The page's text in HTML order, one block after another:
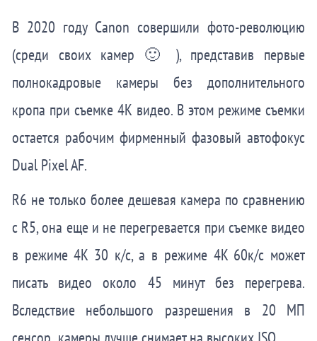
В 2020 году Canon совершили фото-революцию
(среди своих камер 🙂 ), представив первые
полнокадровые камеры без дополнительного
кропа при съемке 4K видео. В этом режиме съемки
остается рабочим фирменный фазовый автофокус
Dual Pixel AF.
R6 не только более дешевая камера по сравнению
с R5, она еще и не перегревается при съемке видео
в режиме 4K 30 к/с, а в режиме 4K 60к/с может
писать видео около 45 минут без перегрева.
Вследствие небольшого разрешения в 20 МП